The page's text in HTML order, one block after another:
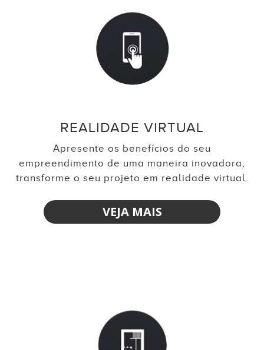
REALIDADE VIRTUAL
Apresente os benefícios do seu
empreendimento de uma maneira inovadora,
transforme o seu projeto em realidade virtual.
VEJA MAIS